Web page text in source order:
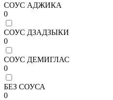
СОУС АДЖИКА
0
СОУС ДЗАДЗЫКИ
0
СОУС ДЕМИГЛАС
0
БЕЗ СОУСА
0